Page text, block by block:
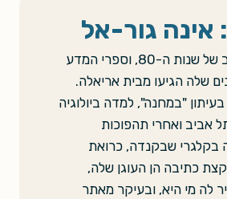
גור-אל
גדלה בתל אביב של שנות ה-80, וספרי המדע
שלה הגיעו מבית אריאלה.
"במחנה", למדה ביולוגיה
אביב ואחרי תהפוכות
בקלגרי שבקנדה, כרואת
כתיבה הן העוגן שלה,
לה מי היא, ובעיקר מאתר